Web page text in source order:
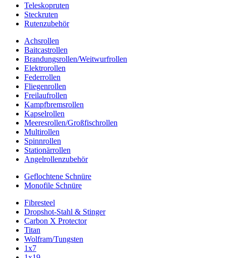
Teleskopruten
Steckruten
Rutenzubehör
Achsrollen
Baitcastrollen
Brandungsrollen/Weitwurfrollen
Elektrorollen
Federrollen
Fliegenrollen
Freilaufrollen
Kampfbremsrollen
Kapselrollen
Meeresrollen/Großfischrollen
Multirollen
Spinnrollen
Stationärrollen
Angelrollenzubehör
Geflochtene Schnüre
Monofile Schnüre
Fibresteel
Dropshot-Stahl & Stinger
Carbon X Protector
Titan
Wolfram/Tungsten
1x7